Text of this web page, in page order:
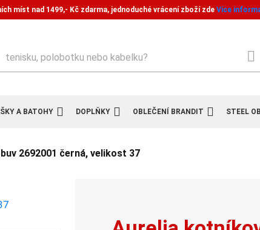
míst nad 1499,- Kč zdarma, jednoduché vrácení zboží zde Více
A BATOHY DOPLŇKY OBLEČENÍ BRANDIT STEEL
2692001 černá, velikost 37